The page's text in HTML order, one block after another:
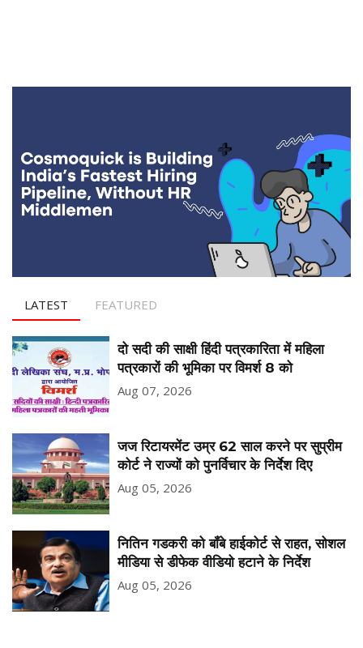
LATEST FEATURED
दो सदी की साक्षी हिंदी पत्रकारिता में महिला
पत्रकारों की भूमिका पर विमर्श 8 को
Aug 07, 2026
जज रिटायरमेंट उम्र 62 साल करने पर सुप्रीम
कोर्ट ने राज्यों को पुनर्विचार के निर्देश दिए
Aug 05, 2026
नितिन गडकरी को बॉंबे हाईकोर्ट से राहत, सोशल
मीडिया से डीफेक वीडियो हटाने के निर्देश
Aug 05, 2026